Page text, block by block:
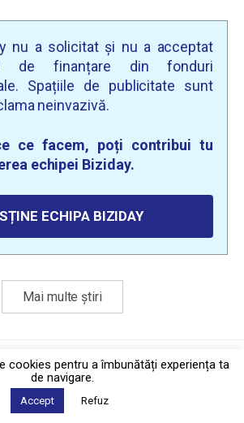
nu a solicitat și nu a acceptat
de finanțare din fonduri
Spațiile de publicitate sunt
neinvazivă.
ce facem, poți contribui tu
echipei Biziday.
ECHIPA BIZIDAY
Mai multe știri
de confidențialitate·Contact
2026 © Biziday
cookies pentru a îmbunătăți experiența ta
de navigare.
Accept Refuz